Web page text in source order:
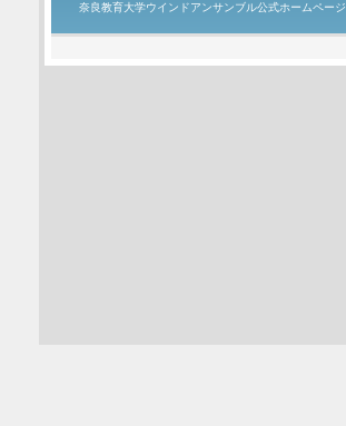
奈良教育大学ウインドアンサンブル公式ホームページ